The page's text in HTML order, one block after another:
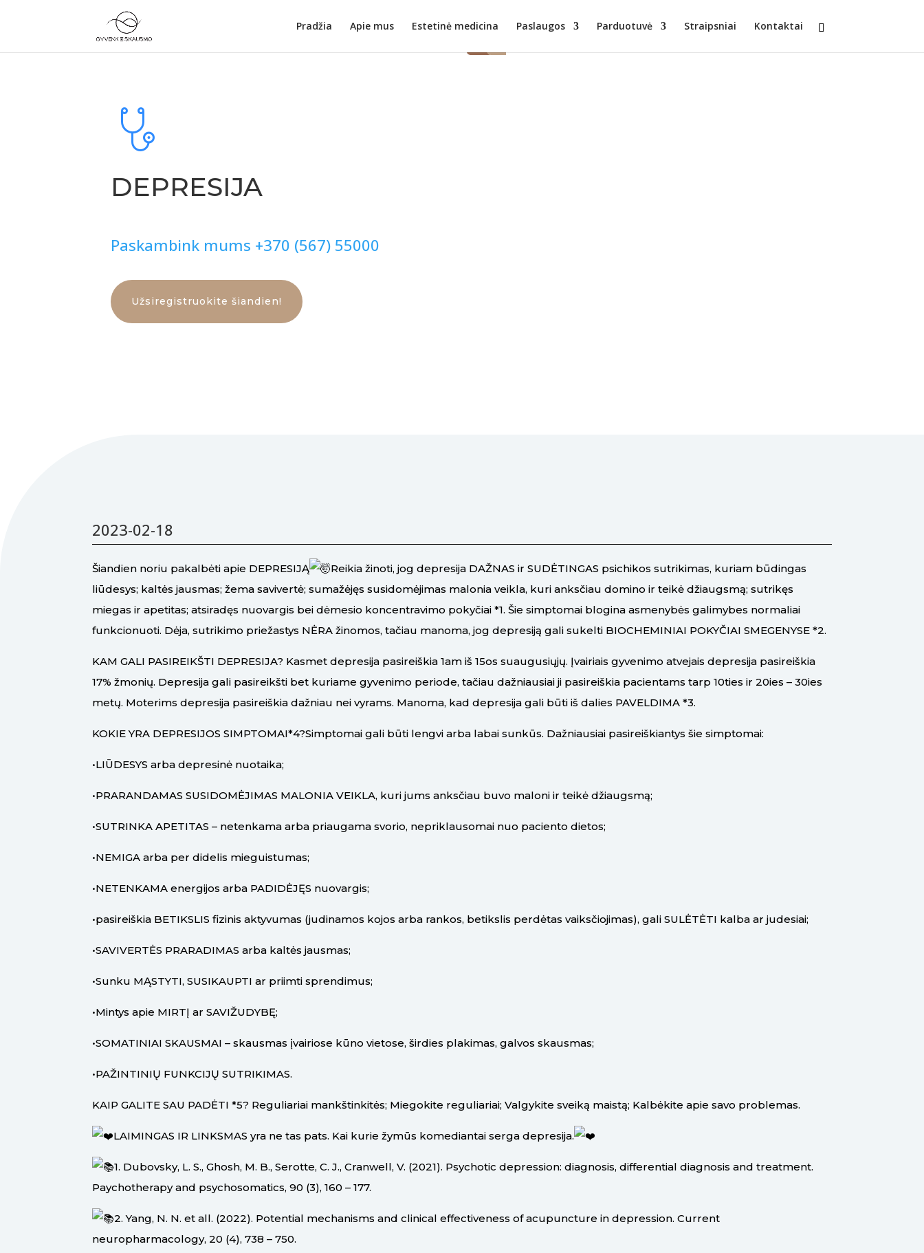
Pradžia Apie mus Estetinė medicina Paslaugos Parduotuvė Straipsniai Kontaktai
DEPRESIJA
Paskambink mums +370 (567) 55000
Užsiregistruokite šiandien!
2023-02-18
Šiandien noriu pakalbėti apie DEPRESIJĄ
Reikia žinoti, jog depresija DAŽNAS ir SUDĖTINGAS psichikos sutrikimas, kuriam būdingas
liūdesys; kaltės jausmas; žema savivertė; sumažėjęs susidomėjimas malonia veikla, kuri anksčiau domino ir teikė džiaugsmą; sutrikęs
miegas ir apetitas; atsiradęs nuovargis bei dėmesio koncentravimo pokyčiai *1. Šie simptomai blogina asmenybės galimybes normaliai
funkcionuoti. Dėja, sutrikimo priežastys NĖRA žinomos, tačiau manoma, jog depresiją gali sukelti BIOCHEMINIAI POKYČIAI SMEGENYSE *2.
KAM GALI PASIREIKŠTI DEPRESIJA? Kasmet depresija pasireiškia 1am iš 15os suaugusiųjų. Įvairiais gyvenimo atvejais depresija pasireiškia
17% žmonių. Depresija gali pasireikšti bet kuriame gyvenimo periode, tačiau dažniausiai ji pasireiškia pacientams tarp 10ties ir 20ies – 30ies
metų. Moterims depresija pasireiškia dažniau nei vyrams. Manoma, kad depresija gali būti iš dalies PAVELDIMA *3.
KOKIE YRA DEPRESIJOS SIMPTOMAI*4?Simptomai gali būti lengvi arba labai sunkūs. Dažniausiai pasireiškiantys šie simptomai:
•LIŪDESYS arba depresinė nuotaika;
•PRARANDAMAS SUSIDOMĖJIMAS MALONIA VEIKLA, kuri jums anksčiau buvo maloni ir teikė džiaugsmą;
•SUTRINKA APETITAS – netenkama arba priaugama svorio, nepriklausomai nuo paciento dietos;
•NEMIGA arba per didelis mieguistumas;
•NETENKAMA energijos arba PADIDĖJĘS nuovargis;
•pasireiškia BETIKSLIS fizinis aktyvumas (judinamos kojos arba rankos, betikslis perdėtas vaiksčiojimas), gali SULĖTĖTI kalba ar judesiai;
•SAVIVERTĖS PRARADIMAS arba kaltės jausmas;
•Sunku MĄSTYTI, SUSIKAUPTI ar priimti sprendimus;
•Mintys apie MIRTĮ ar SAVIŽUDYBĘ;
•SOMATINIAI SKAUSMAI – skausmas įvairiose kūno vietose, širdies plakimas, galvos skausmas;
•PAŽINTINIŲ FUNKCIJŲ SUTRIKIMAS.
KAIP GALITE SAU PADĖTI *5? Reguliariai mankštinkitės; Miegokite reguliariai; Valgykite sveiką maistą; Kalbėkite apie savo problemas.
LAIMINGAS IR LINKSMAS yra ne tas pats. Kai kurie žymūs komediantai serga depresija.
1. Dubovsky, L. S., Ghosh, M. B., Serotte, C. J., Cranwell, V. (2021). Psychotic depression: diagnosis, differential diagnosis and treatment.
Paychotherapy and psychosomatics, 90 (3), 160 – 177.
2. Yang, N. N. et all. (2022). Potential mechanisms and clinical effectiveness of acupuncture in depression. Current
neuropharmacology, 20 (4), 738 – 750.